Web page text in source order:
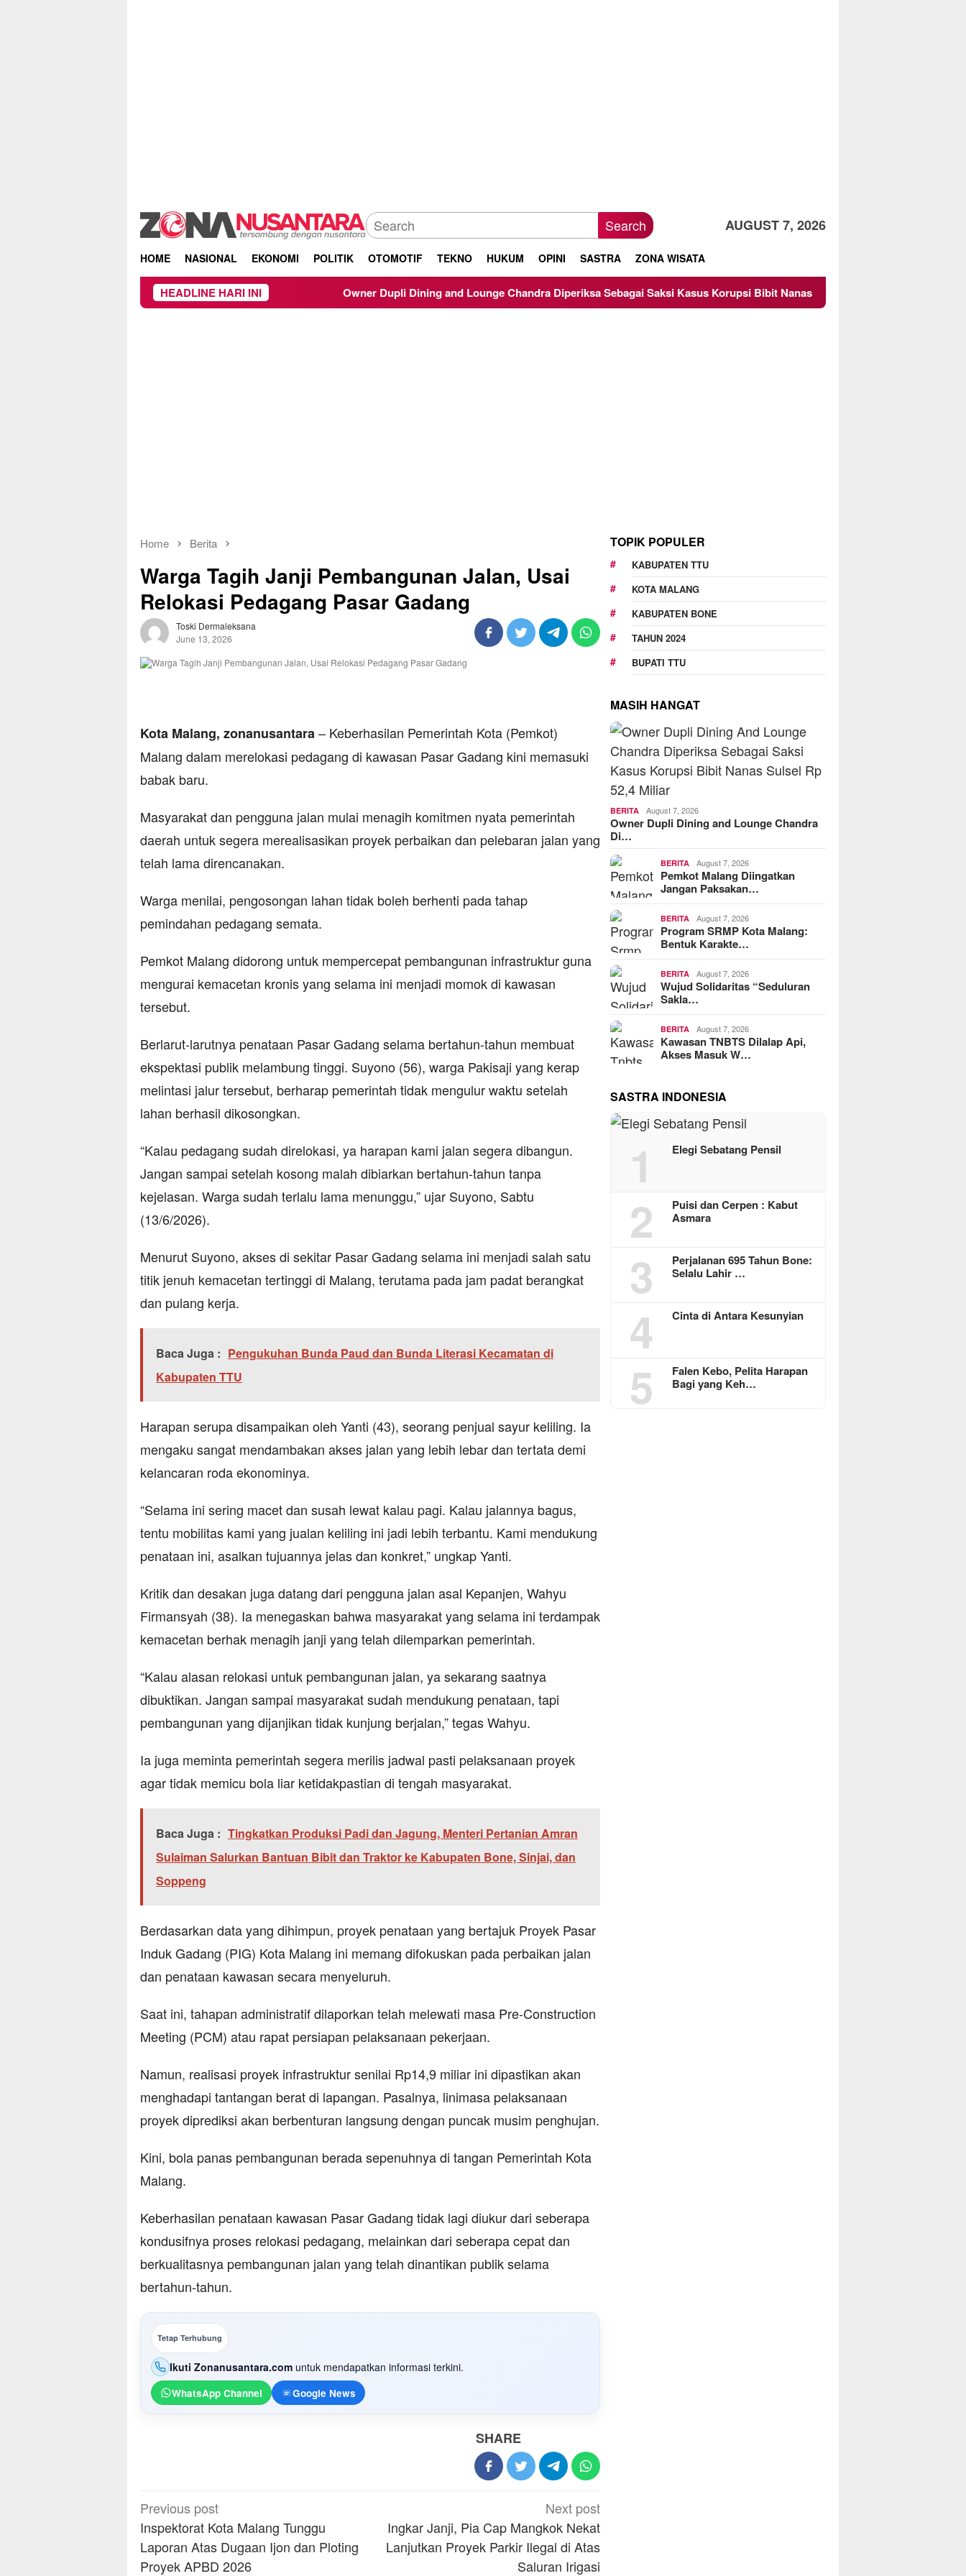
Search AUGUST 7, 2026
HOME NASIONAL EKONOMI POLITIK OTOMOTIF TEKNO HUKUM OPINI SASTRA ZONA WISATA
HEADLINE HARI INIOwner Dupli Dining and Lounge Chandra Diperiksa Sebagai Saksi Kasus Korupsi Bibit Nanas Sulsel Rp 52,4 Miliar
Home Berita
Warga Tagih Janji Pembangunan Jalan, Usai
Relokasi Pedagang Pasar Gadang
Toski Dermaleksana
June 13, 2026
Kota Malang, zonanusantara– Keberhasilan Pemerintah Kota (Pemkot)
Malang dalam merelokasi pedagang di kawasan Pasar Gadang kini memasuki
babak baru.
Masyarakat dan pengguna jalan mulai menagih komitmen nyata pemerintah
daerah untuk segera merealisasikan proyek perbaikan dan pelebaran jalan yang
telah lama direncanakan.
Warga menilai, pengosongan lahan tidak boleh berhenti pada tahap
pemindahan pedagang semata.
Pemkot Malang didorong untuk mempercepat pembangunan infrastruktur guna
mengurai kemacetan kronis yang selama ini menjadi momok di kawasan
tersebut.
Berlarut-larutnya penataan Pasar Gadang selama bertahun-tahun membuat
ekspektasi publik melambung tinggi. Suyono (56), warga Pakisaji yang kerap
melintasi jalur tersebut, berharap pemerintah tidak mengulur waktu setelah
lahan berhasil dikosongkan.
“Kalau pedagang sudah direlokasi, ya harapan kami jalan segera dibangun.
Jangan sampai setelah kosong malah dibiarkan bertahun-tahun tanpa
kejelasan. Warga sudah terlalu lama menunggu,” ujar Suyono, Sabtu
(13/6/2026).
Menurut Suyono, akses di sekitar Pasar Gadang selama ini menjadi salah satu
titik jenuh kemacetan tertinggi di Malang, terutama pada jam padat berangkat
dan pulang kerja.
Baca Juga : Pengukuhan Bunda Paud dan Bunda Literasi Kecamatan di
Kabupaten TTU
Harapan serupa disampaikan oleh Yanti (43), seorang penjual sayur keliling. Ia
mengaku sangat mendambakan akses jalan yang lebih lebar dan tertata demi
kelancaran roda ekonominya.
“Selama ini sering macet dan susah lewat kalau pagi. Kalau jalannya bagus,
tentu mobilitas kami yang jualan keliling ini jadi lebih terbantu. Kami mendukung
penataan ini, asalkan tujuannya jelas dan konkret,” ungkap Yanti.
Kritik dan desakan juga datang dari pengguna jalan asal Kepanjen, Wahyu
Firmansyah (38). Ia menegaskan bahwa masyarakat yang selama ini terdampak
kemacetan berhak menagih janji yang telah dilemparkan pemerintah.
“Kalau alasan relokasi untuk pembangunan jalan, ya sekarang saatnya
dibuktikan. Jangan sampai masyarakat sudah mendukung penataan, tapi
pembangunan yang dijanjikan tidak kunjung berjalan,” tegas Wahyu.
Ia juga meminta pemerintah segera merilis jadwal pasti pelaksanaan proyek
agar tidak memicu bola liar ketidakpastian di tengah masyarakat.
Baca Juga : Tingkatkan Produksi Padi dan Jagung, Menteri Pertanian Amran
Sulaiman Salurkan Bantuan Bibit dan Traktor ke Kabupaten Bone, Sinjai, dan
Soppeng
Berdasarkan data yang dihimpun, proyek penataan yang bertajuk Proyek Pasar
Induk Gadang (PIG) Kota Malang ini memang difokuskan pada perbaikan jalan
dan penataan kawasan secara menyeluruh.
Saat ini, tahapan administratif dilaporkan telah melewati masa Pre-Construction
Meeting (PCM) atau rapat persiapan pelaksanaan pekerjaan.
Namun, realisasi proyek infrastruktur senilai Rp14,9 miliar ini dipastikan akan
menghadapi tantangan berat di lapangan. Pasalnya, linimasa pelaksanaan
proyek diprediksi akan berbenturan langsung dengan puncak musim penghujan.
Kini, bola panas pembangunan berada sepenuhnya di tangan Pemerintah Kota
Malang.
Keberhasilan penataan kawasan Pasar Gadang tidak lagi diukur dari seberapa
kondusifnya proses relokasi pedagang, melainkan dari seberapa cepat dan
berkualitasnya pembangunan jalan yang telah dinantikan publik selama
bertahun-tahun.
Tetap Terhubung
Ikuti Zonanusantara.com untuk mendapatkan informasi terkini.
WhatsApp Channel Google News
SHARE
Post
navigation
Previous post
Inspektorat Kota Malang Tunggu
Laporan Atas Dugaan Ijon dan Ploting
Proyek APBD 2026
Next post
Ingkar Janji, Pia Cap Mangkok Nekat
Lanjutkan Proyek Parkir Ilegal di Atas
Saluran Irigasi
TOPIK POPULER
KABUPATEN TTU
KOTA MALANG
KABUPATEN BONE
TAHUN 2024
BUPATI TTU
MASIH HANGAT
BERITA August 7, 2026
Owner Dupli Dining and Lounge Chandra
Di…
BERITA August 7, 2026
Pemkot Malang Diingatkan
Jangan Paksakan…
BERITA August 7, 2026
Program SRMP Kota Malang:
Bentuk Karakte…
BERITA August 7, 2026
Wujud Solidaritas “Seduluran
Sakla…
BERITA August 7, 2026
Kawasan TNBTS Dilalap Api,
Akses Masuk W…
SASTRA INDONESIA
1 Elegi Sebatang Pensil
2
Puisi dan Cerpen : Kabut
Asmara
3
Perjalanan 695 Tahun Bone:
Selalu Lahir …
4 Cinta di Antara Kesunyian
5
Falen Kebo, Pelita Harapan
Bagi yang Keh…